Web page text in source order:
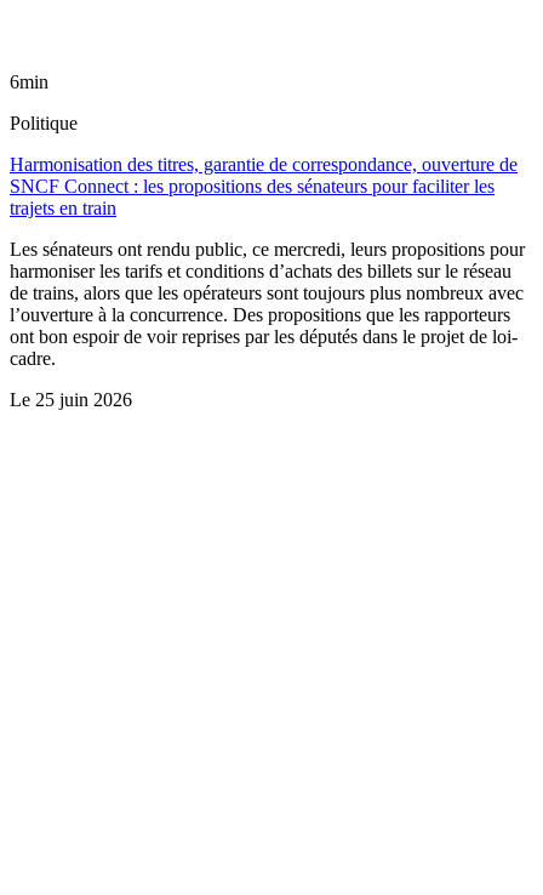
6min
Politique
Harmonisation des titres, garantie de correspondance, ouverture de
SNCF Connect : les propositions des sénateurs pour faciliter les
trajets en train
Les sénateurs ont rendu public, ce mercredi, leurs propositions pour
harmoniser les tarifs et conditions d’achats des billets sur le réseau
de trains, alors que les opérateurs sont toujours plus nombreux avec
l’ouverture à la concurrence. Des propositions que les rapporteurs
ont bon espoir de voir reprises par les députés dans le projet de loi-
cadre.
Le 25 juin 2026